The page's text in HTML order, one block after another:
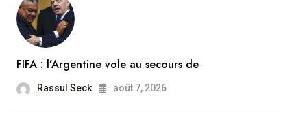
FIFA : l’Argentine vole au secours de
Rassul Seck août 7, 2026